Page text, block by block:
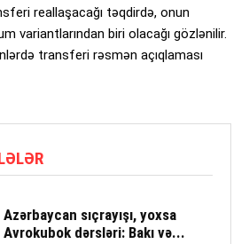
reallaşacağı təqdirdə, onun
variantlarından biri olacağı gözlənilir.
transferi rəsmən açıqlaması
Azərbaycan sıçrayışı, yoxsa
Avrokubok dərsləri: Bakı və...